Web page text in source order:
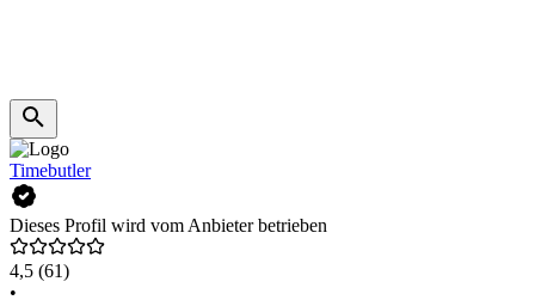
Timebutler
Dieses Profil wird vom Anbieter betrieben
4,5 (61)
•